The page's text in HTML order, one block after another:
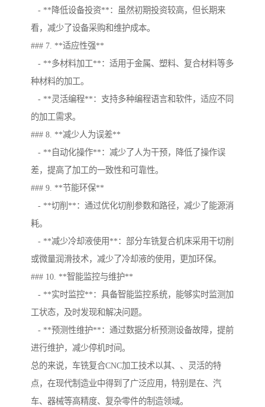
- **降低设备投资**：虽然初期投资较高，但长期来
看，减少了设备采购和维护成本。
### 7. **适应性强**
- **多材料加工**：适用于金属、塑料、复合材料等多
种材料的加工。
- **灵活编程**：支持多种编程语言和软件，适应不同
的加工需求。
### 8. **减少人为误差**
- **自动化操作**：减少了人为干预，降低了操作误
差，提高了加工的一致性和可靠性。
### 9. **节能环保**
- **切削**：通过优化切削参数和路径，减少了能源消
耗。
- **减少冷却液使用**：部分车铣复合机床采用干切削
或微量润滑技术，减少了冷却液的使用，更加环保。
### 10. **智能监控与维护**
- **实时监控**：具备智能监控系统，能够实时监测加
工状态，及时发现和解决问题。
- **预测性维护**：通过数据分析预测设备故障，提前
进行维护，减少停机时间。
总的来说，车铣复合CNC加工技术以其、、灵活的特
点，在现代制造业中得到了广泛应用，特别是在、汽
车、器械等高精度、复杂零件的制造领域。